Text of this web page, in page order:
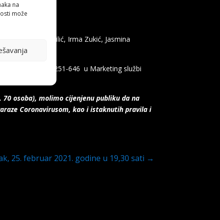
na
može
Miličević-Stilić, Irma Zukić, Jasmina
035 251-645 i 251-646 u Marketing službi
osoba), molimo cijenjenu publiku da na
Coronavirusom, kao i istaknutih pravila i
25. februar 2021. godine u 19,30 sati →